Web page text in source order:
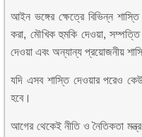
আইন ভঙ্গের ক্ষেত্রে বিভিন্ন
করা, মৌখিক হুমকি দেওয়া, সম্পত্তি
দেওয়া এবং অন্যান্য প্রয়োজনীয়
যদি এসব শাস্তি দেওয়ার পরেও
হবে।
আগের থেকেই নীতি ও নৈতিকতা